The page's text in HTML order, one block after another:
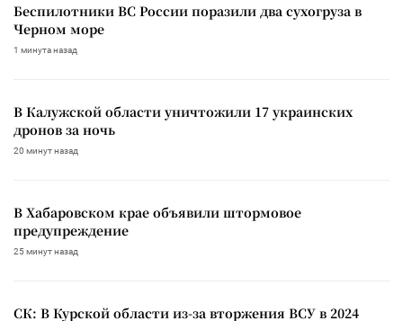
Беспилотники ВС России поразили два сухогруза в
Черном море
1 минута назад
В Калужской области уничтожили 17 украинских
дронов за ночь
20 минут назад
В Хабаровском крае объявили штормовое
предупреждение
25 минут назад
СК: В Курской области из-за вторжения ВСУ в 2024